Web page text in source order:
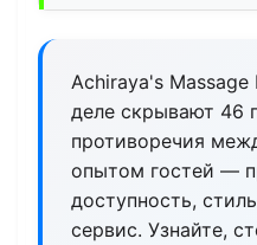
Achiraya's
деле скрывают 46
противоречия
опытом гостей —
доступность,
сервис. Узнайте,